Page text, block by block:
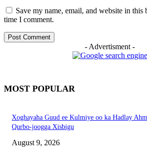
Save my name, email, and website in this
time I comment.
- Advertisment -
MOST POPULAR
Xoghayaha Guud ee Kulmiye oo ka Hadlay
Qurbo-joogga Xisbigu
August 9, 2026